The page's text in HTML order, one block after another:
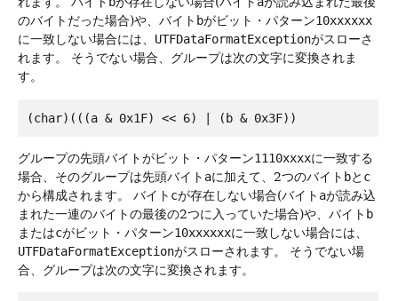
のバイトだった場合)や、バイト bがビット・パターン10xxxxxx
に一致しない場合には、 UTFDataFormatExceptionがスローさ
れます。
そうでない場合、グループは次の文字に変換されま
す。
グループの先頭バイトがビット・パターン1110xxxxに一致する
場合、そのグループは先頭バイト aに加えて、2つのバイト bと c
から構成されます。
バイト cが存在しない場合(バイト aが読み込
まれた一連のバイトの最後の2つに入っていた場合)や、バイト b
またはcがビット・パターン10xxxxxxに一致しない場合には、
UTFDataFormatExceptionがスローされます。
そうでない場
合、グループは次の文字に変換されます。